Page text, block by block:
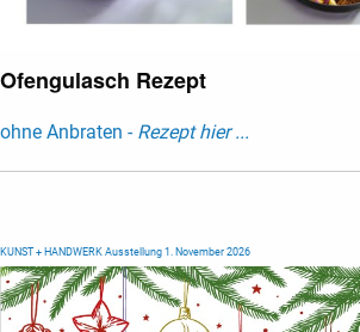
Ofengulasch Rezept
ohne Anbraten - Rezept hier ...
KUNST + HANDWERK Ausstellung 1. November 2026